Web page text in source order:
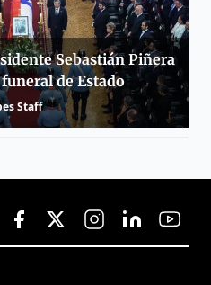
Sebastián Piñera
de Estado
Staff